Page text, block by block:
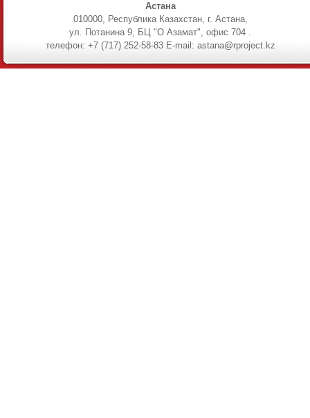
Астана
010000, Республика Казахстан, г. Астана,
ул. Потанина 9, БЦ "О Азамат", офис 704 .
телефон: +7 (717) 252-58-83 E-mail: astana@rproject.kz